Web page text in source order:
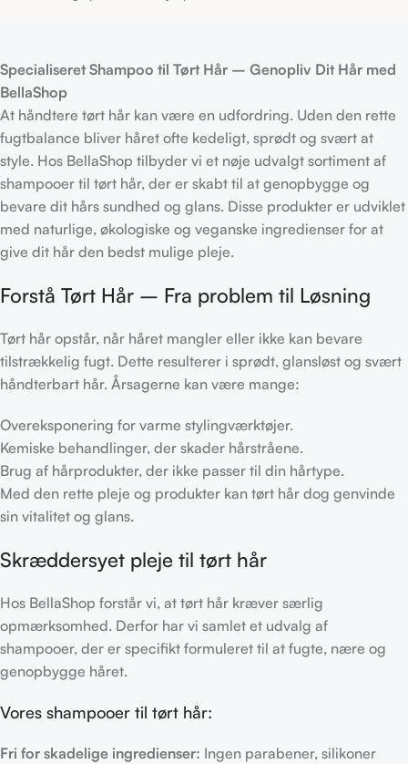
Specialiseret Shampoo til Tørt Hår – Genopliv Dit Hår med
BellaShop
At håndtere tørt hår kan være en udfordring. Uden den rette
fugtbalance bliver håret ofte kedeligt, sprødt og svært at
style. Hos BellaShop tilbyder vi et nøje udvalgt sortiment af
shampooer til tørt hår, der er skabt til at genopbygge og
bevare dit hårs sundhed og glans. Disse produkter er udviklet
med naturlige, økologiske og veganske ingredienser for at
give dit hår den bedst mulige pleje.
Forstå Tørt Hår – Fra problem til Løsning
Tørt hår opstår, når håret mangler eller ikke kan bevare
tilstrækkelig fugt. Dette resulterer i sprødt, glansløst og svært
håndterbart hår. Årsagerne kan være mange:
Overeksponering for varme stylingværktøjer.
Kemiske behandlinger, der skader hårstråene.
Brug af hårprodukter, der ikke passer til din hårtype.
Med den rette pleje og produkter kan tørt hår dog genvinde
sin vitalitet og glans.
Skræddersyet pleje til tørt hår
Hos BellaShop forstår vi, at tørt hår kræver særlig
opmærksomhed. Derfor har vi samlet et udvalg af
shampooer, der er specifikt formuleret til at fugte, nære og
genopbygge håret.
Vores shampooer til tørt hår:
Fri for skadelige ingredienser: Ingen parabener, silikoner